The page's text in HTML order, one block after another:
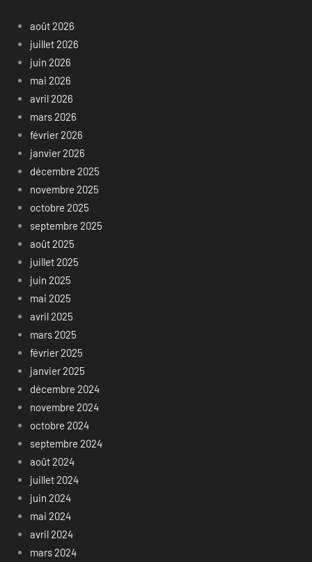
août 2026
juillet 2026
juin 2026
mai 2026
avril 2026
mars 2026
février 2026
janvier 2026
décembre 2025
novembre 2025
octobre 2025
septembre 2025
août 2025
juillet 2025
juin 2025
mai 2025
avril 2025
mars 2025
février 2025
janvier 2025
décembre 2024
novembre 2024
octobre 2024
septembre 2024
août 2024
juillet 2024
juin 2024
mai 2024
avril 2024
mars 2024